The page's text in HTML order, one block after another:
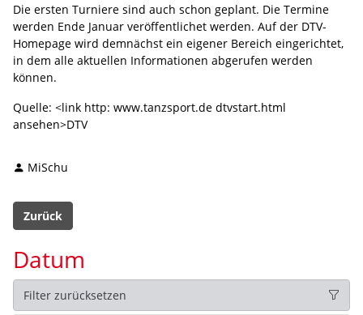
Die ersten Turniere sind auch schon geplant. Die Termine
werden Ende Januar veröffentlichet werden. Auf der DTV-
Homepage wird demnächst ein eigener Bereich eingerichtet,
in dem alle aktuellen Informationen abgerufen werden
können.
Quelle: <link http: www.tanzsport.de dtvstart.html
ansehen>DTV
MiSchu
Zurück
Datum
Filter zurücksetzen